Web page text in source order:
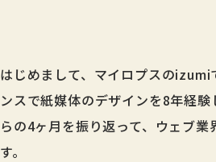
はじめまして、マイロプスの
ンスで紙媒体のデザインを8年経
らの4ヶ月を振り返って、ウェブ
す。